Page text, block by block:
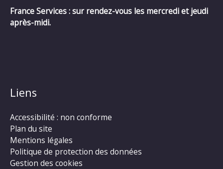
France Services : sur rendez-vous les mercredi et jeudi
après-midi.
Liens
Accessibilité : non conforme
Plan du site
Mentions légales
Politique de protection des données
Gestion des cookies